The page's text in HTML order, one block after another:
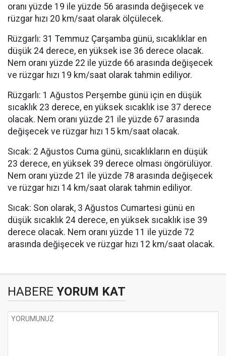
oranı yüzde 19 ile yüzde 56 arasında değişecek ve
rüzgar hızı 20 km/saat olarak ölçülecek.
Rüzgarlı: 31 Temmuz Çarşamba günü, sıcaklıklar en
düşük 24 derece, en yüksek ise 36 derece olacak.
Nem oranı yüzde 22 ile yüzde 66 arasında değişecek
ve rüzgar hızı 19 km/saat olarak tahmin ediliyor.
Rüzgarlı: 1 Ağustos Perşembe günü için en düşük
sıcaklık 23 derece, en yüksek sıcaklık ise 37 derece
olacak. Nem oranı yüzde 21 ile yüzde 67 arasında
değişecek ve rüzgar hızı 15 km/saat olacak.
Sıcak: 2 Ağustos Cuma günü, sıcaklıkların en düşük
23 derece, en yüksek 39 derece olması öngörülüyor.
Nem oranı yüzde 21 ile yüzde 78 arasında değişecek
ve rüzgar hızı 14 km/saat olarak tahmin ediliyor.
Sıcak: Son olarak, 3 Ağustos Cumartesi günü en
düşük sıcaklık 24 derece, en yüksek sıcaklık ise 39
derece olacak. Nem oranı yüzde 11 ile yüzde 72
arasında değişecek ve rüzgar hızı 12 km/saat olacak.
HABERE YORUM KAT